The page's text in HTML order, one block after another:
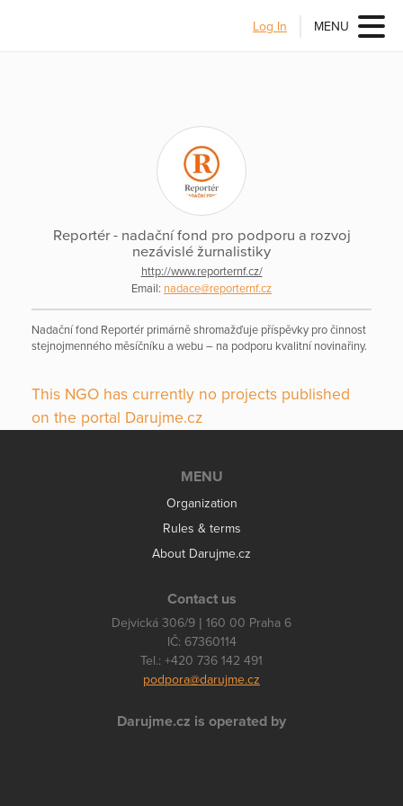
Log In MENU
Reportér - nadační fond pro podporu a rozvoj
nezávislé žurnalistiky
http://www.reporternf.cz/
Email: nadace@reporternf.cz
Nadační fond Reportér primárně shromažďuje příspěvky pro činnost
stejnojmenného měsíčníku a webu – na podporu kvalitní novinařiny.
This NGO has currently no projects published
on the portal Darujme.cz
MENU
Organization
Rules & terms
About Darujme.cz
Contact us
Dejvická 306/9 | 160 00 Praha 6
IČ: 67360114
Tel.: +420 736 142 491
podpora@darujme.cz
Darujme.cz is operated by